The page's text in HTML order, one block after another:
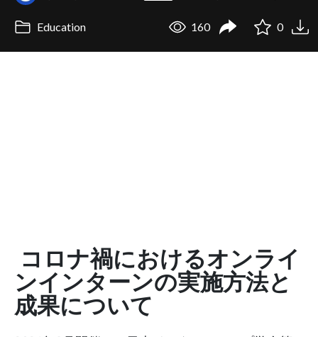
Education 160 0
コロナ禍におけるオンライ
ンインターンの実施方法と
成果について